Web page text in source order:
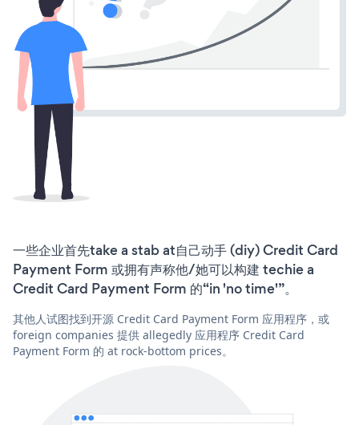
一些企业首先take a stab at自己动手 (diy) Credit Card
Payment Form 或拥有声称他/她可以构建 techie a
Credit Card Payment Form 的“in 'no time'”。
其他人试图找到开源 Credit Card Payment Form 应用程序，或
foreign companies 提供 allegedly 应用程序 Credit Card
Payment Form 的 at rock-bottom prices。